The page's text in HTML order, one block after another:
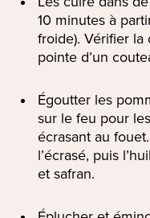
10 minutes à
froide). Vérifier
pointe d’un
Égoutter les
sur le feu pour
écrasant au
l’écrasé, puis
et safran.